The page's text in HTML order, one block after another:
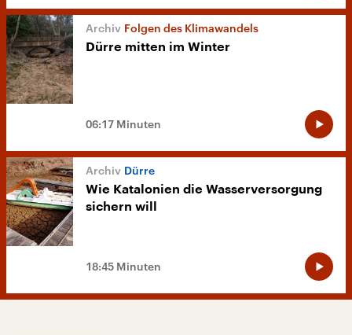
Folgen des Klimawandels
Dürre mitten im Winter
06:17 Minuten
Dürre
Wie Katalonien die Wasserversorgung
sichern will
18:45 Minuten